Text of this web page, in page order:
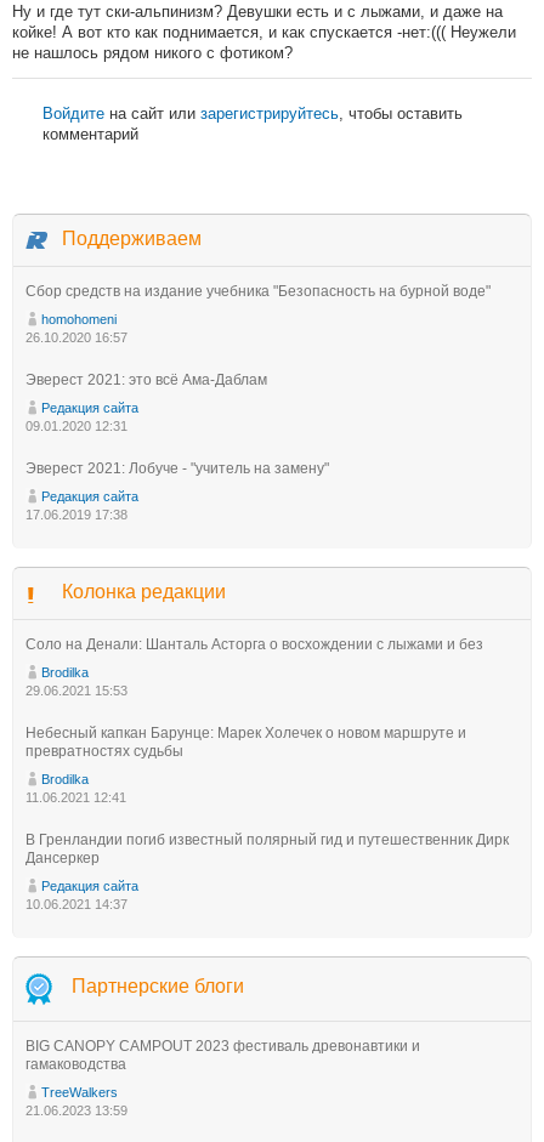
Ну и где тут ски-альпинизм? Девушки есть и с лыжами, и даже на
койке! А вот кто как поднимается, и как спускается -нет:((( Неужели
не нашлось рядом никого с фотиком?
Войдите на сайт или зарегистрируйтесь, чтобы оставить
комментарий
Поддерживаем
Сбор средств на издание учебника "Безопасность на бурной воде"
homohomeni
26.10.2020 16:57
Эверест 2021: это всё Ама-Даблам
Редакция сайта
09.01.2020 12:31
Эверест 2021: Лобуче - "учитель на замену"
Редакция сайта
17.06.2019 17:38
Колонка редакции
Соло на Денали: Шанталь Асторга о восхождении с лыжами и без
Brodilka
29.06.2021 15:53
Небесный капкан Барунце: Марек Холечек о новом маршруте и
превратностях судьбы
Brodilka
11.06.2021 12:41
В Гренландии погиб известный полярный гид и путешественник Дирк
Дансеркер
Редакция сайта
10.06.2021 14:37
Партнерские блоги
BIG CANOPY CAMPOUT 2023 фестиваль древонавтики и
гамаководства
TreeWalkers
21.06.2023 13:59